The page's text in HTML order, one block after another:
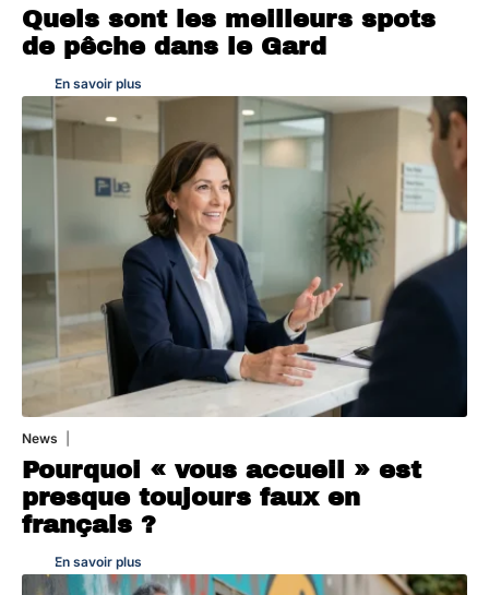
Quels sont les meilleurs spots
de pêche dans le Gard
En savoir plus
News
Pourquoi « vous accueil » est
presque toujours faux en
français ?
En savoir plus